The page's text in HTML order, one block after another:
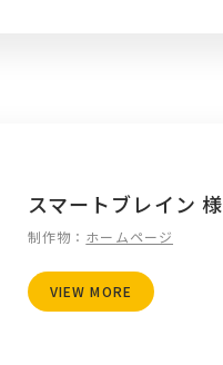
スマートブレイン 様
制作物： ホームページ
VIEW MORE